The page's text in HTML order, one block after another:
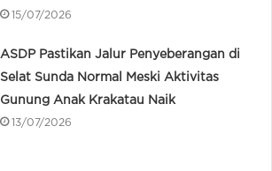
15/07/2026
ASDP Pastikan Jalur Penyeberangan di
Selat Sunda Normal Meski Aktivitas
Gunung Anak Krakatau Naik
13/07/2026